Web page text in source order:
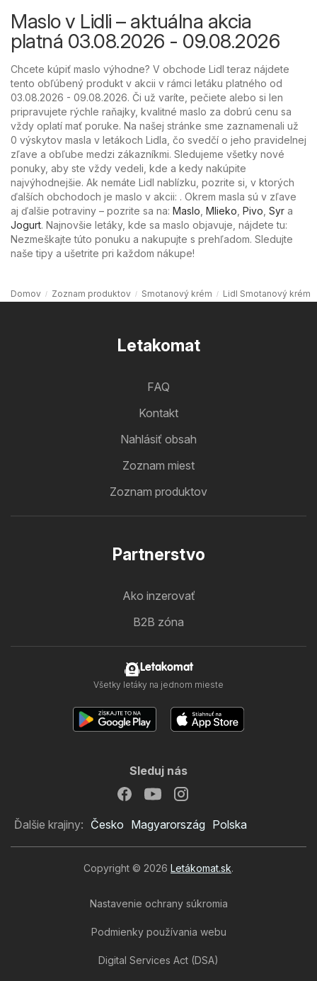
Maslo v Lidli – aktuálna akcia
platná 03.08.2026 - 09.08.2026
Chcete kúpiť maslo výhodne? V obchode Lidl teraz nájdete
tento obľúbený produkt v akcii v rámci letáku platného od
03.08.2026 - 09.08.2026. Či už varíte, pečiete alebo si len
pripravujete rýchle raňajky, kvalitné maslo za dobrú cenu sa
vždy oplatí mať poruke. Na našej stránke sme zaznamenali už
0 výskytov masla v letákoch Lidla, čo svedčí o jeho pravidelnej
zľave a obľube medzi zákazníkmi. Sledujeme všetky nové
ponuky, aby ste vždy vedeli, kde a kedy nakúpite
najvýhodnejšie. Ak nemáte Lidl nablízku, pozrite si, v ktorých
ďalších obchodoch je maslo v akcii: . Okrem masla sú v zľave
aj ďalšie potraviny – pozrite sa na: Maslo Mlieko Pivo Syr a
Jogurt. Najnovšie letáky, kde sa maslo objavuje, nájdete tu:
Nezmeškajte túto ponuku a nakupujte s prehľadom. Sledujte
naše tipy a ušetrite pri každom nákupe!
Domov Zoznam produktov Smotanový krém Lidl Smotanový krém
Letakomat
FAQ
Kontakt
Nahlásiť obsah
Zoznam miest
Zoznam produktov
Partnerstvo
Ako inzerovať
B2B zóna
Letakomat
Všetky letáky na jednom mieste
Sleduj nás
Ďalšie krajiny: Česko Magyarország Polska
Copyright © 2026 Letákomat.sk.
Nastavenie ochrany súkromia
Podmienky používania webu
Digital Services Act (DSA)